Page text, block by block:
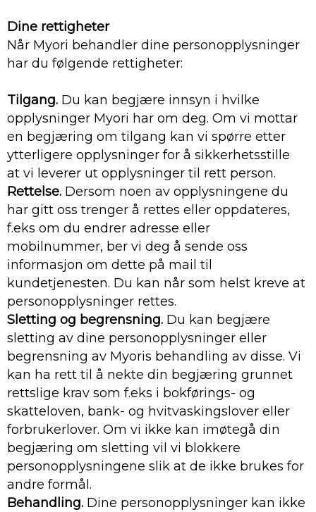
Dine rettigheter
Når Myori behandler dine personopplysninger
har du følgende rettigheter:
Tilgang. Du kan begjære innsyn i hvilke
opplysninger Myori har om deg. Om vi mottar
en begjæring om tilgang kan vi spørre etter
ytterligere opplysninger for å sikkerhetsstille
at vi leverer ut opplysninger til rett person.
Rettelse. Dersom noen av opplysningene du
har gitt oss trenger å rettes eller oppdateres,
f.eks om du endrer adresse eller
mobilnummer, ber vi deg å sende oss
informasjon om dette på mail til
kundetjenesten. Du kan når som helst kreve at
personopplysninger rettes.
Sletting og begrensning. Du kan begjære
sletting av dine personopplysninger eller
begrensning av Myoris behandling av disse. Vi
kan ha rett til å nekte din begjæring grunnet
rettslige krav som f.eks i bokførings- og
skatteloven, bank- og hvitvaskingslover eller
forbrukerlover. Om vi ikke kan imøtegå din
begjæring om sletting vil vi blokkere
personopplysningene slik at de ikke brukes for
andre formål.
Behandling. Dine personopplysninger kan ikke